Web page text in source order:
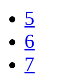
5
6
7